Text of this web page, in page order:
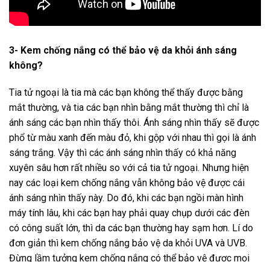
3- Kem chống nắng có thể bảo vệ da khỏi ánh sáng
không?
Tia tử ngoại là tia mà các bạn không thể thấy được bằng
mắt thường, và tia các bạn nhìn bằng mắt thường thì chỉ là
ánh sáng các bạn nhìn thấy thôi. Ánh sáng nhìn thấy sẽ được
phổ từ màu xanh đến màu đỏ, khi gộp với nhau thì gọi là ánh
sáng trắng. Vậy thì các ánh sáng nhìn thấy có khả năng
xuyên sâu hơn rất nhiều so với cả tia tử ngoại. Nhưng hiện
nay các loại kem chống nắng vẫn không bảo vệ được cái
ánh sáng nhìn thấy này. Do đó, khi các bạn ngồi màn hình
máy tính lâu, khi các bạn hay phải quay chụp dưới các đèn
có công suất lớn, thì da các bạn thường hay sạm hơn. Lí do
đơn giản thì kem chống nắng bảo vệ da khỏi UVA và UVB.
Đừng lầm tưởng kem chống nắng có thể bảo vệ được mọi